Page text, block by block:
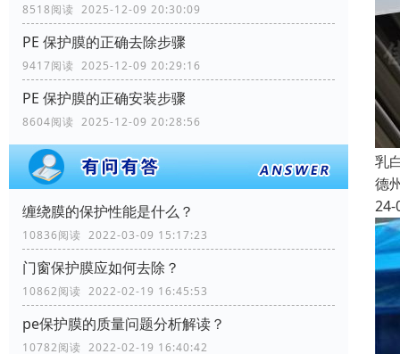
8518阅读 2025-12-09 20:30:09
PE 保护膜的正确去除步骤
9417阅读 2025-12-09 20:29:16
PE 保护膜的正确安装步骤
8604阅读 2025-12-09 20:28:56
缠绕膜的保护性能是什么？
10836阅读 2022-03-09 15:17:23
门窗保护膜应如何去除？
10862阅读 2022-02-19 16:45:53
pe保护膜的质量问题分析解读？
10782阅读 2022-02-19 16:40:42
乳
德
24-